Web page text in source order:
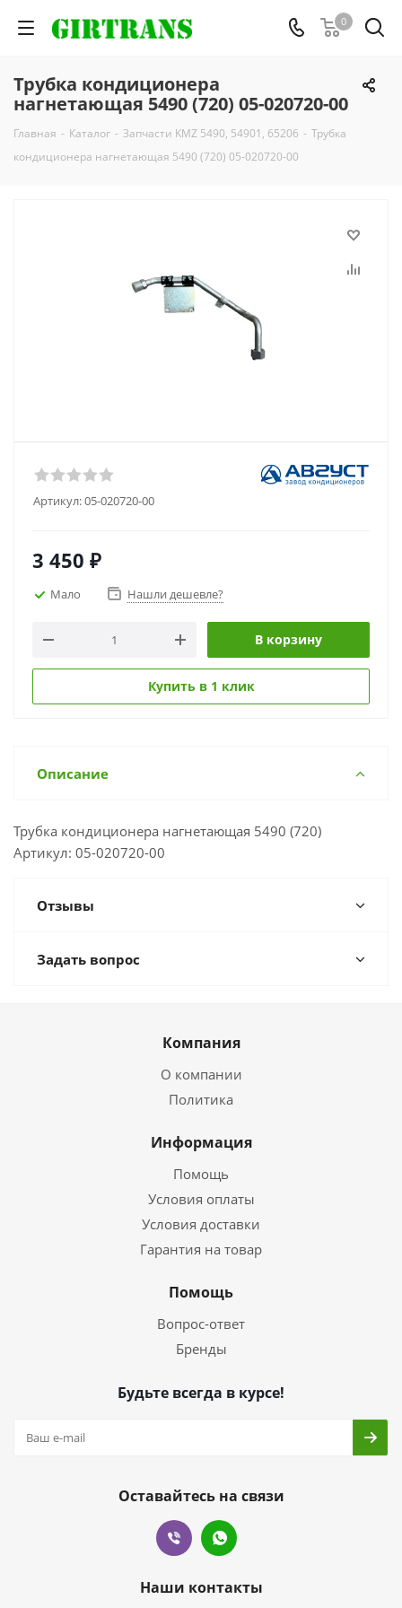
0
Трубка кондиционера
нагнетающая 5490 (720) 05-020720-00
Главная - Каталог - Запчасти KMZ 5490, 54901, 65206 - Трубка
кондиционера нагнетающая 5490 (720) 05-020720-00
Артикул:05-020720-00
3 450 ₽
Мало Нашли дешевле?
В корзину
Купить в 1 клик
Описание
Трубка кондиционера нагнетающая 5490 (720)
Артикул: 05-020720-00
Отзывы
Задать вопрос
Компания
О компании
Политика
Информация
Помощь
Условия оплаты
Условия доставки
Гарантия на товар
Помощь
Вопрос-ответ
Бренды
Будьте всегда в курсе!
Оставайтесь на связи
Наши контакты